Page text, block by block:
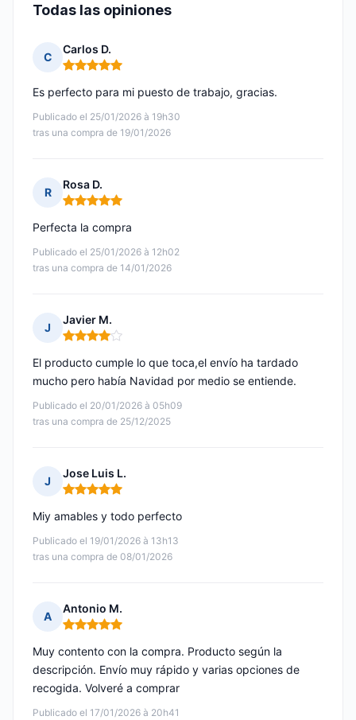
Todas las opiniones
C
Carlos D.
Nota: 5 de 5
Publicado el 25/01/2026 à 19h30
tras una compra de 19/01/2026
Es perfecto para mi puesto de trabajo, gracias.
R
Rosa D.
Nota: 5 de 5
Publicado el 25/01/2026 à 12h02
tras una compra de 14/01/2026
Perfecta la compra
J
Javier M.
Nota: 4 de 5
Publicado el 20/01/2026 à 05h09
tras una compra de 25/12/2025
El producto cumple lo que toca,el envío ha tardado
mucho pero había Navidad por medio se entiende.
J
Jose Luis L.
Nota: 5 de 5
Publicado el 19/01/2026 à 13h13
tras una compra de 08/01/2026
Miy amables y todo perfecto
A
Antonio M.
Nota: 5 de 5
Publicado el 17/01/2026 à 20h41
Muy contento con la compra. Producto según la
descripción. Envío muy rápido y varias opciones de
recogida. Volveré a comprar